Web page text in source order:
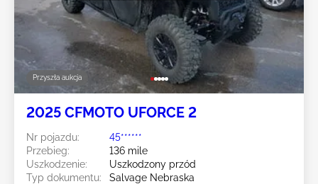
Przyszła aukcja
2025 CFMOTO UFORCE 2
Nr pojazdu:
45******
Przebieg:
136 mile
Uszkodzenie:
Uszkodzony przód
Typ dokumentu:
Salvage Nebraska